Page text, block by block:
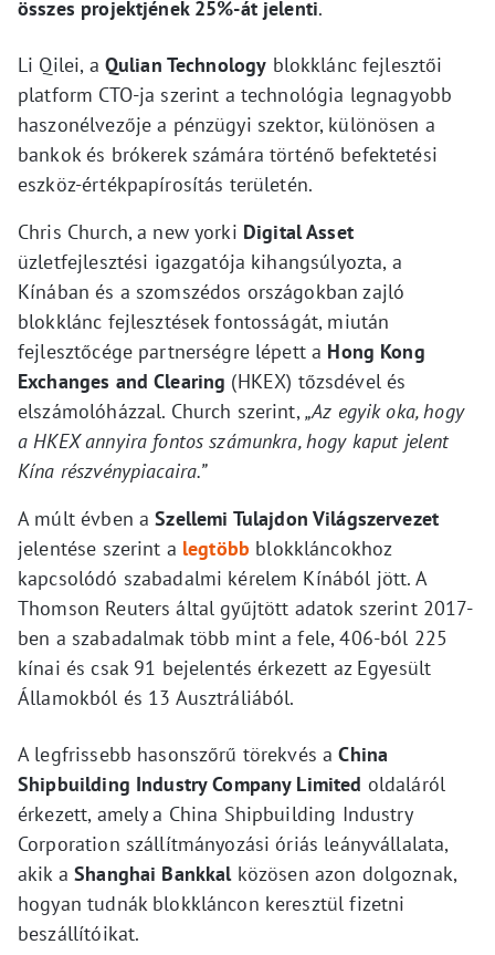
összes projektjének 25%-át jelenti.
Li Qilei, a Qulian Technology blokklánc fejlesztői
platform CTO-ja szerint a technológia legnagyobb
haszonélvezője a pénzügyi szektor, különösen a
bankok és brókerek számára történő befektetési
eszköz-értékpapírosítás területén.
Chris Church, a new yorki Digital Asset
üzletfejlesztési igazgatója kihangsúlyozta, a
Kínában és a szomszédos országokban zajló
blokklánc fejlesztések fontosságát, miután
fejlesztőcége partnerségre lépett a Hong Kong
Exchanges and Clearing (HKEX) tőzsdével és
elszámolóházzal. Church szerint,„Az egyik oka, hogy
a HKEX annyira fontos számunkra, hogy kaput jelent
Kína részvénypiacaira.”
A múlt évben aSzellemi Tulajdon Világszervezet
jelentése szerint a legtöbb blokkláncokhoz
kapcsolódó szabadalmi kérelem Kínából jött. A
Thomson Reuters által gyűjtött adatok szerint 2017-
ben a szabadalmak több mint a fele, 406-ból 225
kínai és csak 91 bejelentés érkezett az Egyesült
Államokból és 13 Ausztráliából.
A legfrissebb hasonszőrű törekvés aChina
Shipbuilding Industry Company Limited oldaláról
érkezett, amely a China Shipbuilding Industry
Corporation szállítmányozási óriás leányvállalata,
akik aShanghai Bankkalközösen azon dolgoznak,
hogyan tudnák blokkláncon keresztül fizetni
beszállítóikat.